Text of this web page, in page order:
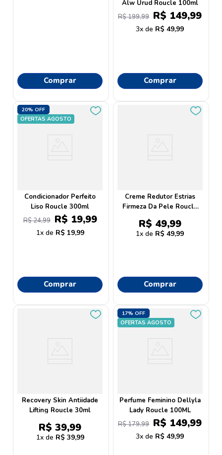
Comprar
Alw Urud Roucle 100ml
R$199,99 R$ 149,99
3 R$ 49,99
Comprar
20% OFF
OFERTAS AGOSTO
Condicionador Perfeito
Liso Roucle 300ml
R$24,99 R$ 19,99
1 R$ 19,99
Comprar
Creme Redutor Estrias
Firmeza Da Pele Roucle
200 Ml
R$ 49,99
1 R$ 49,99
Comprar
Recovery Skin Antiidade
Lifting Roucle 30ml
R$ 39,99
1 R$ 39,99
17% OFF
OFERTAS AGOSTO
Perfume Feminino Dellyla
Lady Roucle 100ML
R$179,99 R$ 149,99
3 R$ 49,99